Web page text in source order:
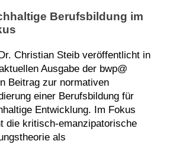
Berufsbildung im
Christian Steib veröffentlicht in
Ausgabe der bwp@
Beitrag zur normativen
einer Berufsbildung für
Entwicklung. Im Fokus
die kritisch-emanzipatorische
als